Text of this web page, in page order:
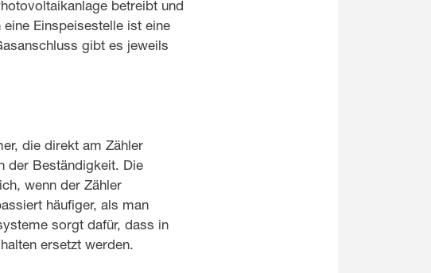
betreibt und
Einspeisestelle ist eine
gibt es jeweils
die direkt am Zähler
der Beständigkeit. Die
wenn der Zähler
häufiger, als man
sorgt dafür, dass in
ersetzt werden.